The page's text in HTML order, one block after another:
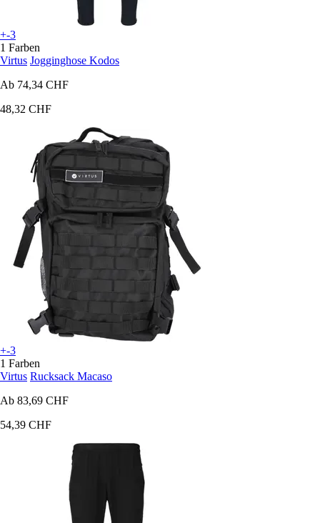
+-3
1 Farben
Virtus Jogginghose Kodos
Ab 74,34 CHF
48,32 CHF
+-3
1 Farben
Virtus Rucksack Macaso
Ab 83,69 CHF
54,39 CHF